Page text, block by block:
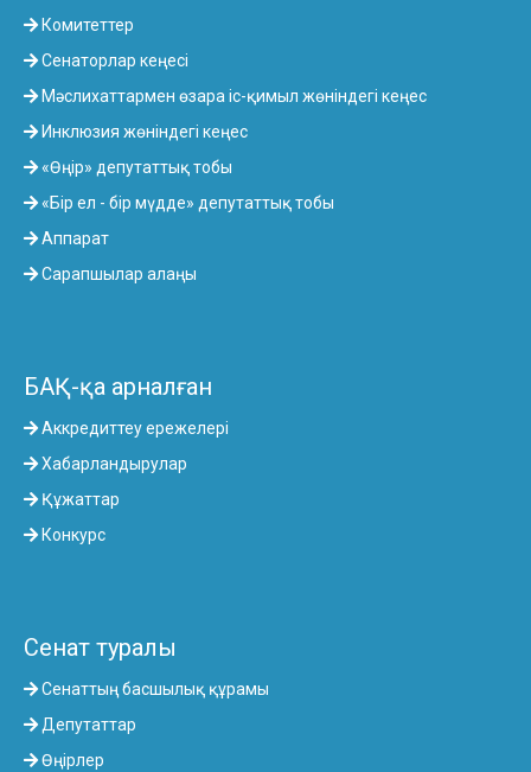
Комитеттер
Сенаторлар кеңесі
Мәслихаттармен өзара іс-қимыл жөніндегі кеңес
Инклюзия жөніндегі кеңес
«Өңір» депутаттық тобы
«Бір ел - бір мүдде» депутаттық тобы
Аппарат
Сарапшылар алаңы
БАҚ-қа арналған
Аккредиттеу ережелері
Хабарландырулар
Құжаттар
Конкурс
Сенат туралы
Сенаттың басшылық құрамы
Депутаттар
Өңірлер